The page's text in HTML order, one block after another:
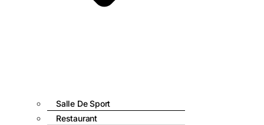
Salle De Sport
Restaurant